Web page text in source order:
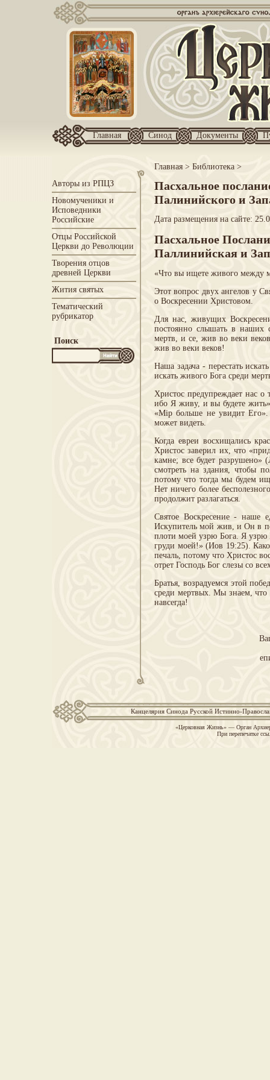
Главная Синод Документы
Главная> Библиотека >
Авторы из РПЦЗ
Новомученики и
Исповедники
Российские
Отцы Российской
Церкви до Революции
Творения отцов
древней Церкви
Жития святых
Тематический
рубрикатор
Поиск
Пасхальное
Палинийского и
Дата размещения на сайте:
Пасхальное
Паллинийская и
«Что вы ищете живого между
Этот вопрос двух ангелов у
о Воскресении Христовом.
Для нас, живущих
постоянно слышать в наших
мертв, и се, жив во веки
жив во веки веков!
Наша задача - перестать
искать живого Бога среди
Христос предупреждает нас
ибо Я живу, и вы будете
«Мiр больше не увидит Его».
может видеть.
Когда евреи восхищались
Христос заверил их, что
камне; все будет
смотреть на здания, чтобы
потому что тогда мы будем
Нет ничего более
продолжит разлагаться.
Святое Воскресение - наше
Искупитель мой жив, и Он в
плоти моей узрю Бога. Я узрю
груди моей!» (Иов 19:25).
печаль, потому что Христос
отрет Господь Бог слезы со
Братья, возрадуемся этой
среди мертвых. Мы знаем,
навсегда!
Канцелярия Синода Русской Истинно-
«Церковная Жизнь» — Орган
При перепечатке